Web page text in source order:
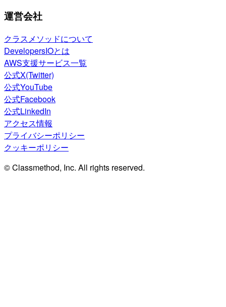
運営会社
クラスメソッドについて
DevelopersIOとは
AWS支援サービス一覧
公式X(Twitter)
公式YouTube
公式Facebook
公式LinkedIn
アクセス情報
プライバシーポリシー
クッキーポリシー
© Classmethod, Inc. All rights reserved.